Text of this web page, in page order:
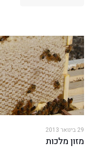
29 בינואר 2013
מזון מלכות